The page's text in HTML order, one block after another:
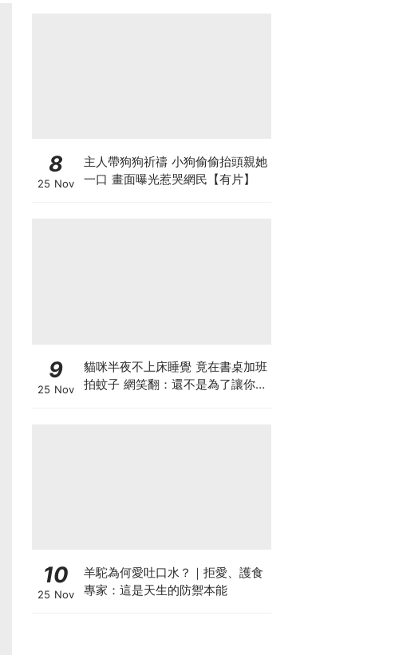
8
25 Nov
主人帶狗狗祈禱 小狗偷偷抬頭親她
一口 畫面曝光惹哭網民【有片】
9
25 Nov
貓咪半夜不上床睡覺 竟在書桌加班
拍蚊子 網笑翻：還不是為了讓你睡
10
25 Nov
羊駝為何愛吐口水？｜拒愛、護食
專家：這是天生的防禦本能